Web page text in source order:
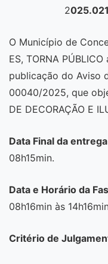
2
O Município de
ES, TORNA
publicação do Aviso
00040/2025, que
DE DECORAÇÃO E
Data Final da
08h15min.
Data e Horário da
08h16min às
Critério de